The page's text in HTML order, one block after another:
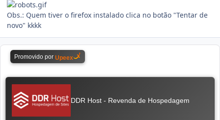
Obs.: Quem tiver o firefox instalado clica no botão "Tentar de
novo" kkkk